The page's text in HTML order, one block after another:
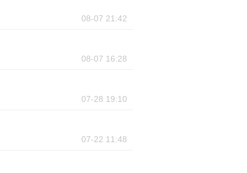
08-07 21:42
08-07 16:28
07-28 19:10
07-22 11:48